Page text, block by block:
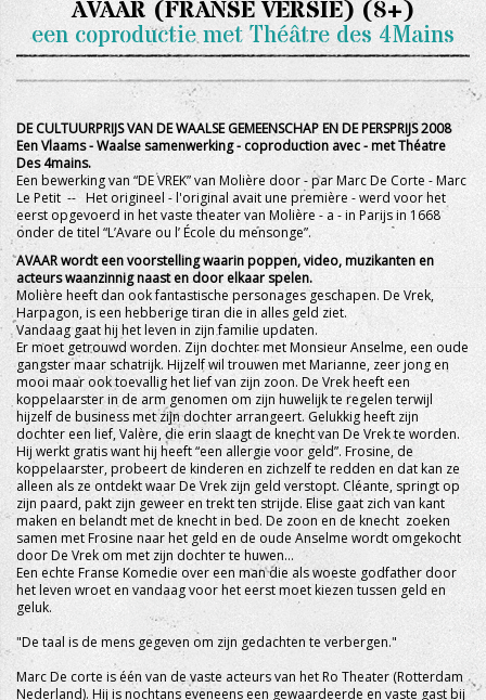
AVAAR (FRANSE VERSIE) (8+)
een coproductie met Théâtre des 4Mains
DE CULTUURPRIJS VAN DE WAALSE GEMEENSCHAP EN DE PERSPRIJS 2008
Een Vlaams - Waalse samenwerking - coproduction avec - met Théatre
Des 4mains.
Een bewerking van “DE VREK” van Molière door - par Marc De Corte - Marc
Le Petit -- Het origineel - l'original avait une première - werd voor het
eerst opgevoerd in het vaste theater van Molière - a - in Parijs in 1668
onder de titel “L’Avare ou l’ École du mensonge”.
AVAAR wordt een voorstelling waarin poppen, video, muzikanten en
acteurs waanzinnig naast en door elkaar spelen.
Molière heeft dan ook fantastische personages geschapen. De Vrek,
Harpagon, is een hebberige tiran die in alles geld ziet.
Vandaag gaat hij het leven in zijn familie updaten.
Er moet getrouwd worden. Zijn dochter met Monsieur Anselme, een oude
gangster maar schatrijk. Hijzelf wil trouwen met Marianne, zeer jong en
mooi maar ook toevallig het lief van zijn zoon. De Vrek heeft een
koppelaarster in de arm genomen om zijn huwelijk te regelen terwijl
hijzelf de business met zijn dochter arrangeert. Gelukkig heeft zijn
dochter een lief, Valère, die erin slaagt de knecht van De Vrek te worden.
Hij werkt gratis want hij heeft “een allergie voor geld”. Frosine, de
koppelaarster, probeert de kinderen en zichzelf te redden en dat kan ze
alleen als ze ontdekt waar De Vrek zijn geld verstopt. Cléante, springt op
zijn paard, pakt zijn geweer en trekt ten strijde. Elise gaat zich van kant
maken en belandt met de knecht in bed. De zoon en de knecht zoeken
samen met Frosine naar het geld en de oude Anselme wordt omgekocht
door De Vrek om met zijn dochter te huwen…
Een echte Franse Komedie over een man die als woeste godfather door
het leven wroet en vandaag voor het eerst moet kiezen tussen geld en
geluk.
"De taal is de mens gegeven om zijn gedachten te verbergen."
Marc De corte is één van de vaste acteurs van het Ro Theater (Rotterdam
Nederland). Hij is nochtans eveneens een gewaardeerde en vaste gast bij